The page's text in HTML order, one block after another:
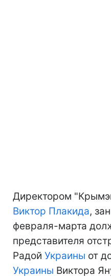
Директором
Виктор Плакида,
февраля-марта
представителя
Радой Украины от
Украины Виктора